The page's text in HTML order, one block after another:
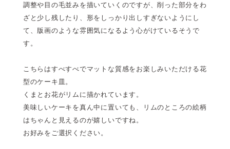
調整や目の毛並みを描いていくのですが、削った部分をわ
ざと少し残したり、形をしっかり出しすぎないようにし
て、版画のような雰囲気になるよう心がけているそうで
す。
こちらはすべすべでマットな質感をお楽しみいただける花
型のケーキ皿。
くまとお花がリムに描かれています。
美味しいケーキを真ん中に置いても、リムのところの絵柄
はちゃんと見えるのが嬉しいですね。
お好みをご選択ください。